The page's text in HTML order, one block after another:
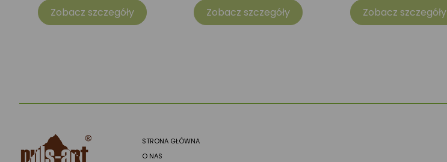
Zobacz szczegóły Zobacz szczegóły Zobacz szczegóły
STRONA GŁÓWNA
O NAS